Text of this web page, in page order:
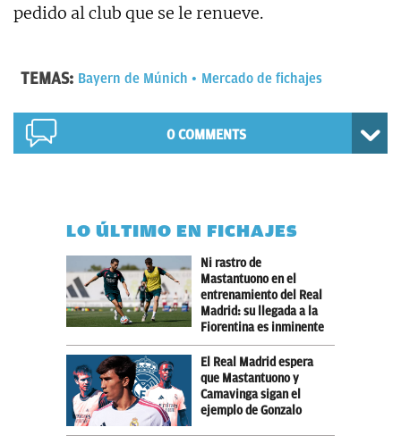
pedido al club que se le renueve.
TEMAS: Bayern de Múnich Mercado de fichajes
0 COMMENTS
LO ÚLTIMO EN FICHAJES
Ni rastro de
Mastantuono en el
entrenamiento del Real
Madrid: su llegada a la
Fiorentina es inminente
El Real Madrid espera
que Mastantuono y
Camavinga sigan el
ejemplo de Gonzalo